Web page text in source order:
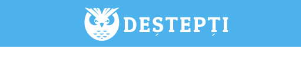
Deștepți.ro